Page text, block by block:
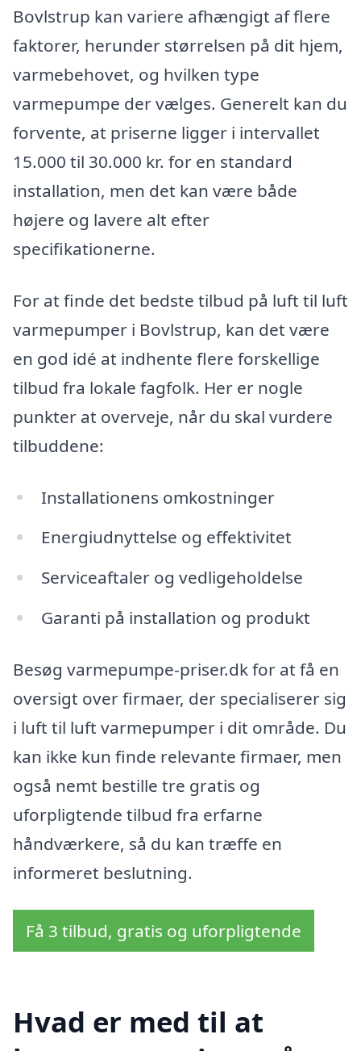
Bovlstrup kan variere afhængigt af flere
faktorer, herunder størrelsen på dit hjem,
varmebehovet, og hvilken type
varmepumpe der vælges. Generelt kan du
forvente, at priserne ligger i intervallet
15.000 til 30.000 kr. for en standard
installation, men det kan være både
højere og lavere alt efter
specifikationerne.
For at finde det bedste tilbud på luft til luft
varmepumper i Bovlstrup, kan det være
en god idé at indhente flere forskellige
tilbud fra lokale fagfolk. Her er nogle
punkter at overveje, når du skal vurdere
tilbuddene:
Installationens omkostninger
Energiudnyttelse og effektivitet
Serviceaftaler og vedligeholdelse
Garanti på installation og produkt
Besøg varmepumpe-priser.dk for at få en
oversigt over firmaer, der specialiserer sig
i luft til luft varmepumper i dit område. Du
kan ikke kun finde relevante firmaer, men
også nemt bestille tre gratis og
uforpligtende tilbud fra erfarne
håndværkere, så du kan træffe en
informeret beslutning.
Få 3 tilbud, gratis og uforpligtende
Hvad er med til at